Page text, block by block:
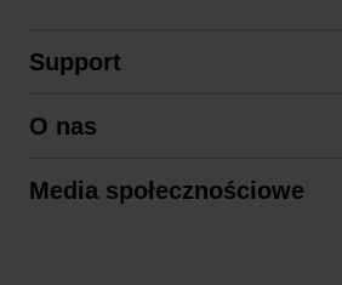
Support
Regulamin zakupów
O nas
Zrównoważony rozwój
Media społecznościowe